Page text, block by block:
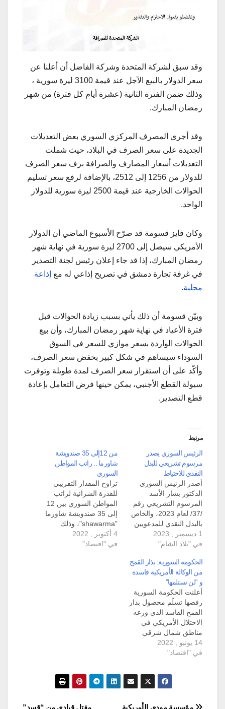
وقد سبق لشركة المتحدة وشركة الفاضل أن أعلنا عن
سعر الدولار بالبيع الآجل عند قيمة 3100 ليرة سورية ،
وذلك ضمن الفترة الثانية (عشرة أيام كل فترة) من شهر
رمضان المبارك.
وقد أجرى المصرف المركزي السوري بعض التعديلات
الجديدة على سعر الصرف في البلاد، حيث شملت
التعديلات أسعار المصارف والصرافة برف سعر الصرف
للدولار من 1256 إلى 2512، بالإضافة لرفع سعر تسليم
الحوالات الخارجية عند قيمة 2500 ليرة سورية للدولار
الواحد.
وكان فايز قسومة قد صرّح الأسبوع الماضي أن الدولار
الأمريكي سيصل إلى 2700 ليرة سورية في نهاية شهر
رمضان المبارك، إذا قد جاء إعلان رئيس لجنة التصدير
في غرفة تجارة دمشق في تصريح إذاعي له مع إذاعة
محلية.
وبيّن قسومة أن ذلك يأتي بسبب زيادة الحوالات قبل
فترة الأعياد في نهاية شهر رمضان المبارك، وأن بيع
الحوالات الواردة بسعر موازي للسعر في السوق
السوداء سيساهم في شكل كبير بخفض سعر الصرف،
وأكّد على أن استقرار سعر الصرف لمدة طويلة وتوفرت
سيولة القطع الأجنبي، يمكن حينها فرض التعامل بإعادة
قطع التصدير.
مرتبط
الرئيس السوري يصدر
مرسوم تشريعي للبدل
النقدي للاحتياط
أصدر الرئيس السوري
الدكتور بشار الأسد
المرسوم التشريعي رقم
/37/ لعام 2023، والخاص
بالبدل النقدي للمدعويين
إلى الخدمة الاحتياطية
العسكرية. ويجيز
/37/ لمن يرغب من
المكلفين المدعوين إلى
الخدمة الاحتياطية الذين
بلغوا (سن الأربعين من
عمرهم) ولم يلتحقوا بعد،
دفعَ بدل نقدي كبديل عن
الواجب القانوني في…
1 ديسمبر , 2023
في "بلاد الشام"
من 12إلى 35 صندويشة
شاورما .. راتب المواطن
السوري
تراوح المقدار التقريبي
للقدرة الشرائية لراتب
المواطن السوري بين 12
إلى 35 صندويشة شاورما
"shawarma"، وذلك
بحسب السؤال الذي نشره
الدكتور مهند ملك عبر
4 أكتوبر , 2022
في "اقتصاد"
الحكومة السورية: بذار القمح
من الوكالة الأمريكية فاسدة
و “لن نستلمها”
أعلنت الحكومة السورية
رفضها تسلّم محصول بذار
القمح الفاسد الذي وزعه
الاحتلال الأمريكي في
مناطق شمال شرقي
سوريا عبر "الوكالة
الأميركية للتنمية الدولية
الزراعة، حسان قطنا،
لصحيفة الوطن يوم الأحد،
مناطق خارج السيطرة
14 يونيو , 2022
في "اقتصاد"
مقتل قيادي من “قسد” مؤسسة مودي الأمريكية